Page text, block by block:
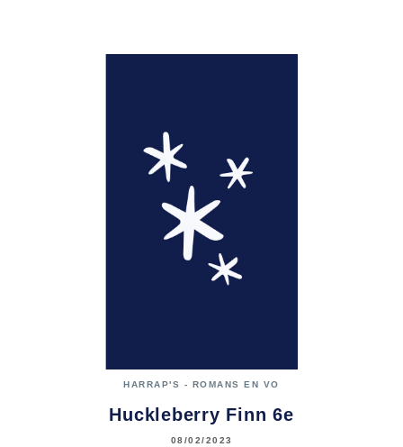
HARRAP'S - ROMANS EN VO
Huckleberry Finn 6e
08/02/2023